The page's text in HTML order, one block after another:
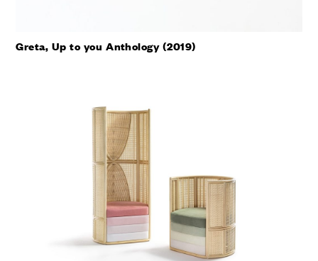
Greta, Up to you Anthology (2019)